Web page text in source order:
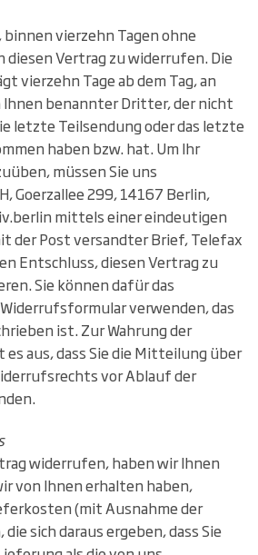
binnen vierzehn Tagen ohne
diesen Vertrag zu widerrufen. Die
vierzehn Tage ab dem Tag, an
Ihnen benannter Dritter, der nicht
letzte Teilsendung oder das letzte
haben bzw. hat. Um Ihr
müssen Sie uns
Goerzallee 299, 14167 Berlin,
mittels einer eindeutigen
der Post versandter Brief, Telefax
Entschluss, diesen Vertrag zu
Sie können dafür das
verwenden, das
ist. Zur Wahrung der
aus, dass Sie die Mitteilung über
vor Ablauf der
widerrufen, haben wir Ihnen
von Ihnen erhalten haben,
(mit Ausnahme der
sich daraus ergeben, dass Sie